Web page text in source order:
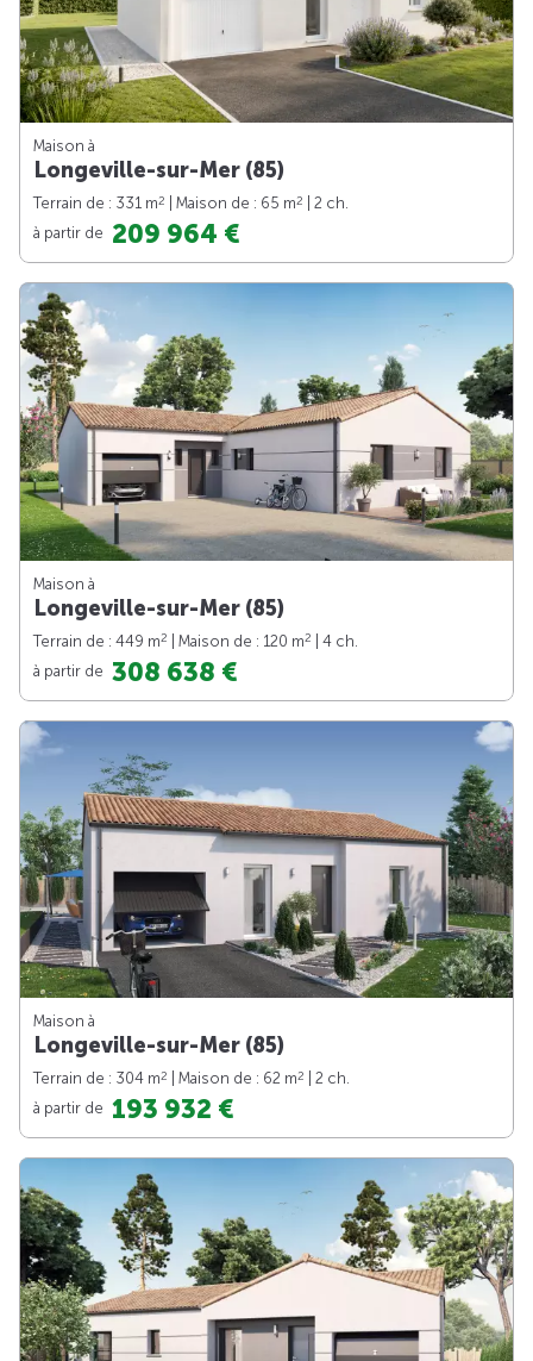
Maison à
Longeville-sur-Mer (85)
Terrain de : 331 m2 | Maison de : 65 m2
| 2 ch.
à partir de 209 964 €
Maison à
Longeville-sur-Mer (85)
Terrain de : 449 m2 | Maison de : 120 m2
| 4 ch.
à partir de 308 638 €
Maison à
Longeville-sur-Mer (85)
Terrain de : 304 m2 | Maison de : 62 m2
| 2 ch.
à partir de 193 932 €